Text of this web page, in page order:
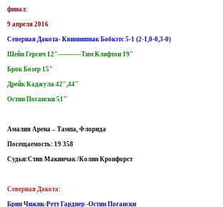
финал:
9 апреля 2016
Северная Дакота- Квиннипиак Бобкэтс 5-1 (2-1,0-0,3-0)
Шейн Герсич 12"-----------Тим Клифтон 19"
Брок Бозер 15"
Дрейк Каджула 42",44"
Остин Погански 51"
Амалия Арена – Тампа, Флорида
Посещаемость: 19 358
Судьи:Стив Макинчак /Колин Кронфорст
Северная Дакота:
Брин Чижик-Ретт Гарднер -Остин Погански